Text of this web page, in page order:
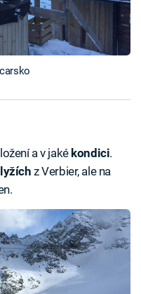
a v jaké kondici.
lyžích z Verbier, ale na